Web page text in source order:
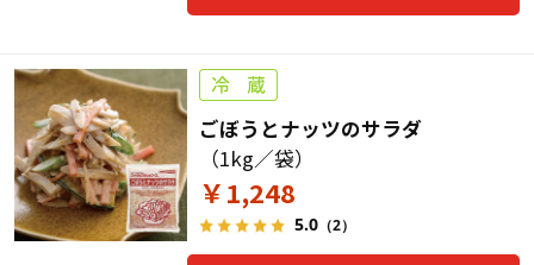
ごぼうとナッツのサラダ
（1kg／袋）
￥1,248
5.0（2）